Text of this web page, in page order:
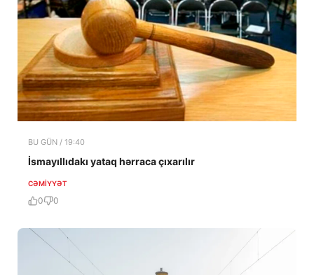
BU GÜN / 19:40
İsmayıllıdakı yataq hərraca çıxarılır
CƏMIYYƏT
0 0